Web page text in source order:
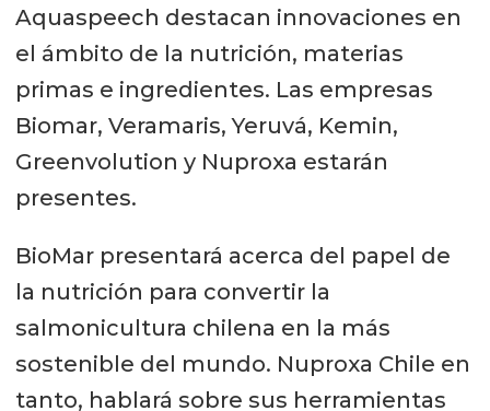
Aquaspeech destacan innovaciones en
el ámbito de la nutrición, materias
primas e ingredientes. Las empresas
Biomar, Veramaris, Yeruvá, Kemin,
Greenvolution y Nuproxa estarán
presentes.
BioMar presentará acerca del papel de
la nutrición para convertir la
salmonicultura chilena en la más
sostenible del mundo. Nuproxa Chile en
tanto, hablará sobre sus herramientas